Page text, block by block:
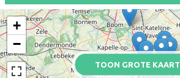
TOON GROTE KAART
+
−